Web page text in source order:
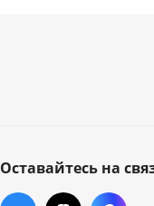
Оставайтесь на